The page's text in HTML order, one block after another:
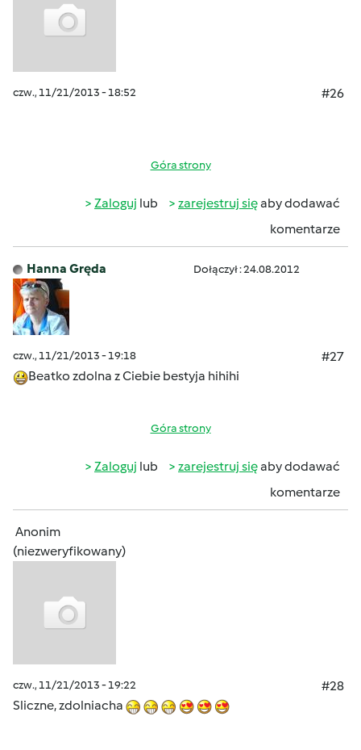
czw., 11/21/2013 - 18:52 #26
Góra strony
Zaloguj lub zarejestruj sięaby dodawać
komentarze
Hanna Gręda Dołączył : 24.08.2012
czw., 11/21/2013 - 19:18
#27
Beatko zdolna z Ciebie bestyja hihihi
Góra strony
Zaloguj lub zarejestruj sięaby dodawać
komentarze
Anonim
(niezweryfikowany)
czw., 11/21/2013 - 19:22
#28
Sliczne, zdolniacha